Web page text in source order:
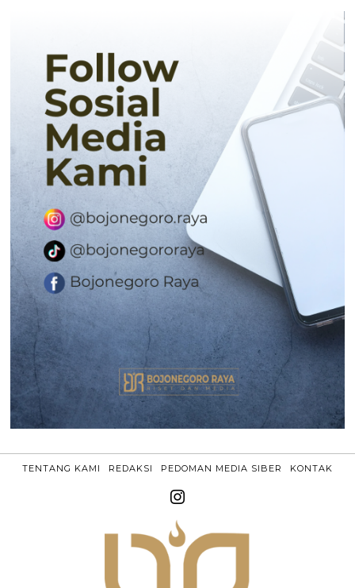
TENTANG KAMI REDAKSI PEDOMAN MEDIA SIBER KONTAK